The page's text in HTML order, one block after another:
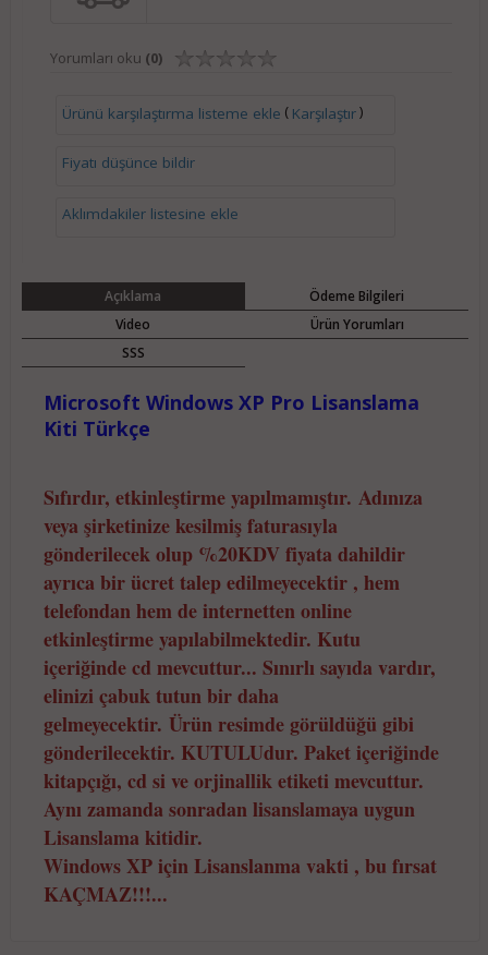
Yorumları oku (0)
Ürünü karşılaştırma listeme ekle ( Karşılaştır)
Fiyatı düşünce bildir
Aklımdakiler listesine ekle
Açıklama
Ödeme Bilgileri
Video
Ürün Yorumları
SSS
Microsoft Windows XP Pro Lisanslama
Kiti Türkçe
Sıfırdır, etkinleştirme yapılmamıştır. Adınıza
veya şirketinize kesilmiş faturasıyla
gönderilecek olup %20KDV fiyata dahildir
ayrıca bir ücret talep edilmeyecektir , hem
telefondan hem de internetten online
etkinleştirme yapılabilmektedir. Kutu
içeriğinde cd mevcuttur... Sınırlı sayıda vardır,
elinizi çabuk tutun bir daha
gelmeyecektir. Ürün resimde görüldüğü gibi
gönderilecektir. KUTULUdur. Paket içeriğinde
kitapçığı, cd si ve orjinallik etiketi mevcuttur.
Aynı zamanda sonradan lisanslamaya uygun
Lisanslama kitidir.
Windows XP için Lisanslanma vakti , bu fırsat
KAÇMAZ!!!...